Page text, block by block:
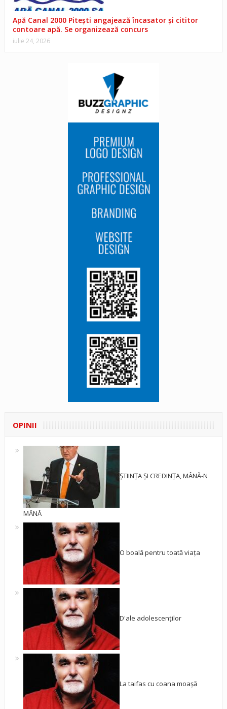
Apă Canal 2000 Pitești angajează încasator și cititor
contoare apă. Se organizează concurs
iulie 24, 2026
OPINII
ȘTIINȚA ȘI CREDINȚA, MÂNĂ-N
MÂNĂ
O boală pentru toată viața
D'ale adolescenților
La taifas cu coana moașă